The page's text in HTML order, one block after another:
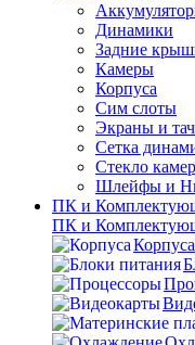
Динамики
Задние
Камеры
Корпуса
Сим слоты
Экраны и
Сетка
Стекло
Шлейфы и
ПК и
ПК и
Корпуса